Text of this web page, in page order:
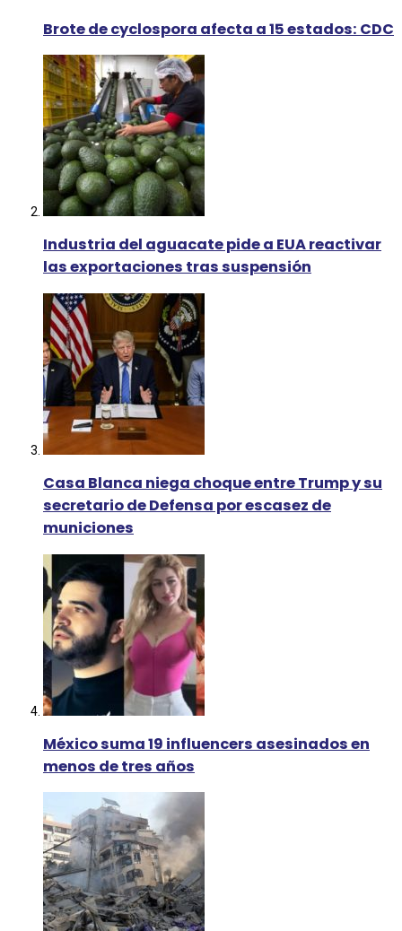
Brote de cyclospora afecta a 15 estados: CDC
Industria del aguacate pide a EUA reactivar
las exportaciones tras suspensión
Casa Blanca niega choque entre Trump y su
secretario de Defensa por escasez de
municiones
México suma 19 influencers asesinados en
menos de tres años